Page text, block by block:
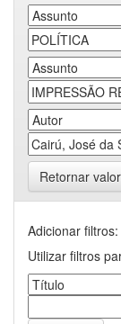
Retornar
Adicionar filtros:
Utilizar filtros